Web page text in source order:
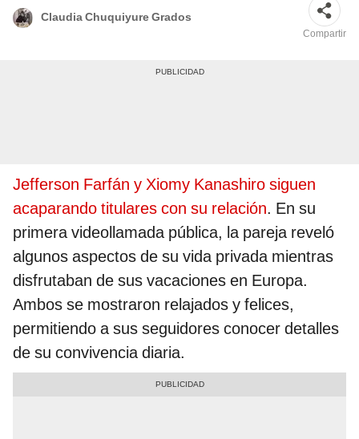
Claudia Chuquiyure Grados
Compartir
Jefferson Farfán y Xiomy Kanashiro siguen
acaparando titulares con su relación. En su
primera videollamada pública, la pareja reveló
algunos aspectos de su vida privada mientras
disfrutaban de sus vacaciones en Europa.
Ambos se mostraron relajados y felices,
permitiendo a sus seguidores conocer detalles
de su convivencia diaria.